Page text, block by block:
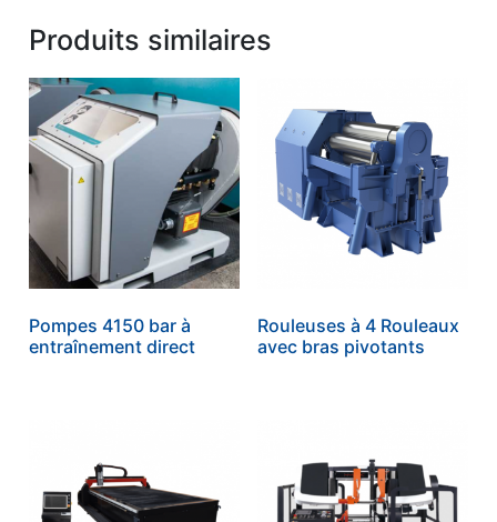
Produits similaires
Pompes 4150 bar à
entraînement direct
Rouleuses à 4 Rouleaux
avec bras pivotants